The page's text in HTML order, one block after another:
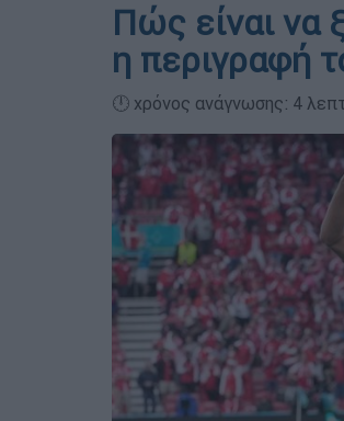
Πώς είναι να
η περιγραφή
🕛 χρόνος ανάγνωσης: 4